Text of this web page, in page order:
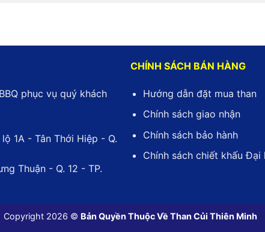
phục vụ quý khách
1A - Tân Thới Hiệp - Q.
Thuận - Q. 12 - TP.
CHÍNH SÁCH BÁN HÀNG
Hướng dẫn đặt mua than
Chính sách giao nhận
Chính sách bảo hành
Chính sách chiết khấu Đại
Copyright 2026 © Bản Quyền Thuộc Về Than Củi Thiên Minh